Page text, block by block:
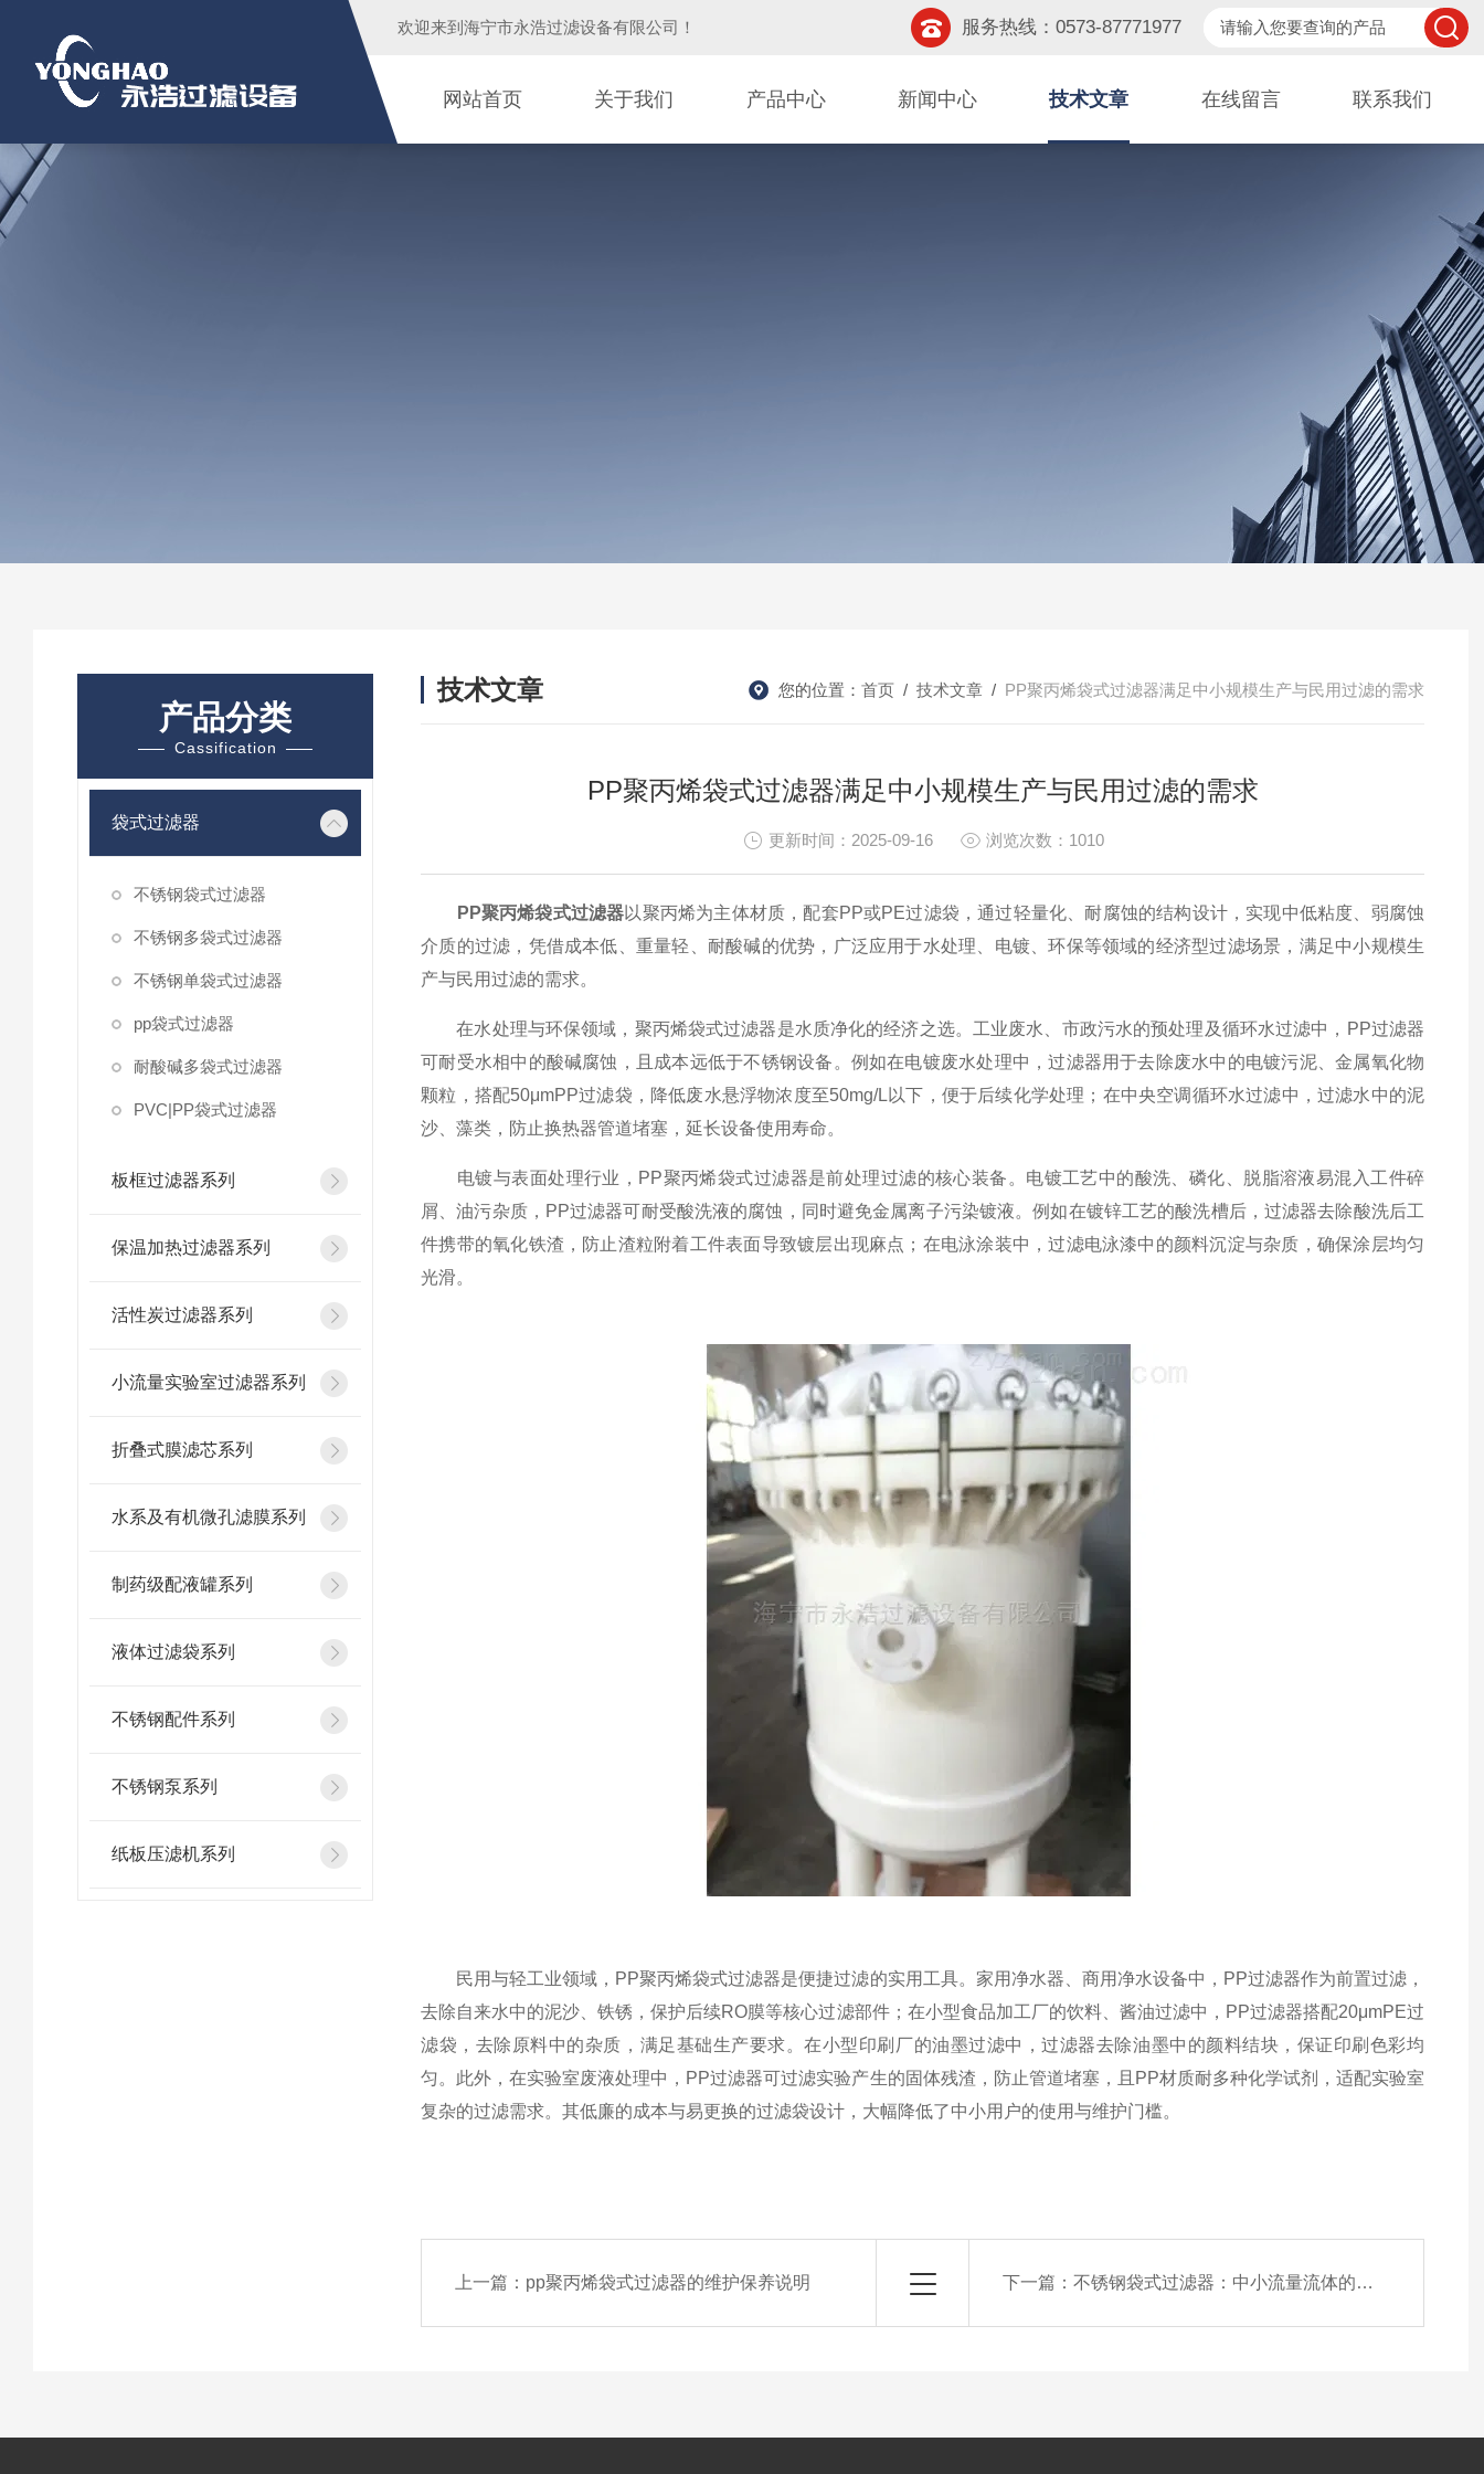
欢迎来到 海宁市永浩过滤设备有限公司 ！ 服务热线：0573-87771977
网站首页 关于我们 产品中心 新闻中心 技术文章 在线留言 联系我们
产品分类
Cassification
袋式过滤器
不锈钢袋式过滤器
不锈钢多袋式过滤器
不锈钢单袋式过滤器
pp袋式过滤器
耐酸碱多袋式过滤器
PVC|PP袋式过滤器
板框过滤器系列
保温加热过滤器系列
活性炭过滤器系列
小流量实验室过滤器系列
折叠式膜滤芯系列
水系及有机微孔滤膜系列
制药级配液罐系列
液体过滤袋系列
不锈钢配件系列
不锈钢泵系列
纸板压滤机系列
技术文章 您的位置： 首页 / 技术文章 / PP聚丙烯袋式过滤器满足中小规模生产与民用过滤的需求
PP聚丙烯袋式过滤器满足中小规模生产与民用过滤的需求
更新时间：2025-09-16 浏览次数：1010
PP聚丙烯袋式过滤器以聚丙烯为主体材质，配套PP或PE过滤袋，通过轻量化、耐腐蚀的结构设计，实现中低粘度、弱腐蚀
介质的过滤，凭借成本低、重量轻、耐酸碱的优势，广泛应用于水处理、电镀、环保等领域的经济型过滤场景，满足中小规模生
产与民用过滤的需求。​
在水处理与环保领域，聚丙烯袋式过滤器是水质净化的经济之选。工业废水、市政污水的预处理及循环水过滤中，PP过滤器
可耐受水相中的酸碱腐蚀，且成本远低于不锈钢设备。例如在电镀废水处理中，过滤器用于去除废水中的电镀污泥、金属氧化物
颗粒，搭配50μmPP过滤袋，降低废水悬浮物浓度至50mg/L以下，便于后续化学处理；在中央空调循环水过滤中，过滤水中的泥
沙、藻类，防止换热器管道堵塞，延长设备使用寿命。​
电镀与表面处理行业，PP聚丙烯袋式过滤器是前处理过滤的核心装备。电镀工艺中的酸洗、磷化、脱脂溶液易混入工件碎
屑、油污杂质，PP过滤器可耐受酸洗液的腐蚀，同时避免金属离子污染镀液。例如在镀锌工艺的酸洗槽后，过滤器去除酸洗后工
件携带的氧化铁渣，防止渣粒附着工件表面导致镀层出现麻点；在电泳涂装中，过滤电泳漆中的颜料沉淀与杂质，确保涂层均匀
光滑。​
民用与轻工业领域，PP聚丙烯袋式过滤器是便捷过滤的实用工具。家用净水器、商用净水设备中，PP过滤器作为前置过滤，
去除自来水中的泥沙、铁锈，保护后续RO膜等核心过滤部件；在小型食品加工厂的饮料、酱油过滤中，PP过滤器搭配20μmPE过
滤袋，去除原料中的杂质，满足基础生产要求。在小型印刷厂的油墨过滤中，过滤器去除油墨中的颜料结块，保证印刷色彩均
匀。此外，在实验室废液处理中，PP过滤器可过滤实验产生的固体残渣，防止管道堵塞，且PP材质耐多种化学试剂，适配实验室
复杂的过滤需求。其低廉的成本与易更换的过滤袋设计，大幅降低了中小用户的使用与维护门槛。​
上一篇： pp聚丙烯袋式过滤器的维护保养说明 下一篇： 不锈钢袋式过滤器：中小流量流体的精细净化专家